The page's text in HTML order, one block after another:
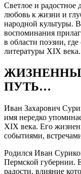
Светлое и радостное
любовь к жизни и
народной культуры.
воспоминания
в области поэзии,
литературы XIX века.
ПУТЬ…
Иван Захарович
имя нередко
XIX века. Его
событиями,
Родился Иван
Пермской губернии.
радости, влияние